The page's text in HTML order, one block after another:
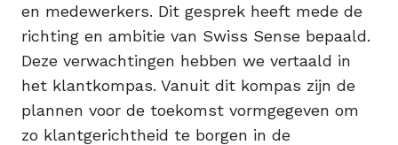
en medewerkers. Dit gesprek heeft mede de
richting en ambitie van Swiss Sense bepaald.
Deze verwachtingen hebben we vertaald in
het klantkompas. Vanuit dit kompas zijn de
plannen voor de toekomst vormgegeven om
zo klantgerichtheid te borgen in de